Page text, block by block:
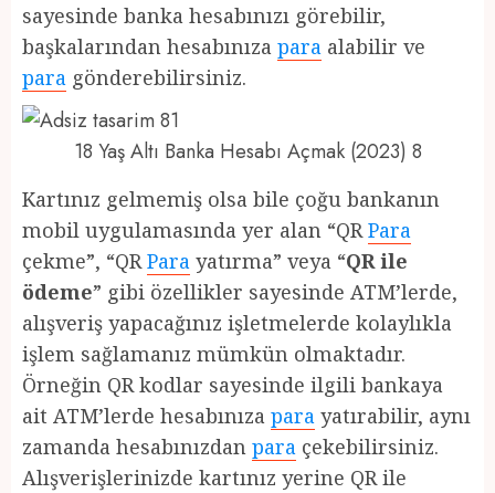
sayesinde banka hesabınızı görebilir,
başkalarından hesabınıza para alabilir ve
para gönderebilirsiniz.
18 Yaş Altı Banka Hesabı Açmak (2023) 8
Kartınız gelmemiş olsa bile çoğu bankanın
mobil uygulamasında yer alan “QRPara
çekme”, “QRPara yatırma” veya “QR ile
ödeme” gibi özellikler sayesinde ATM’lerde,
alışveriş yapacağınız işletmelerde kolaylıkla
işlem sağlamanız mümkün olmaktadır.
Örneğin QR kodlar sayesinde ilgili bankaya
ait ATM’lerde hesabınıza para yatırabilir, aynı
zamanda hesabınızdan para çekebilirsiniz.
Alışverişlerinizde kartınız yerine QR ile